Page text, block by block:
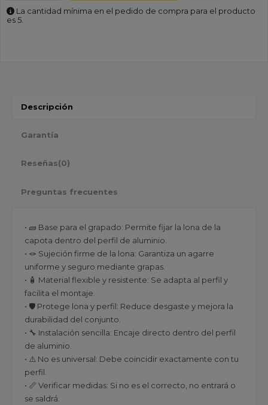
La cantidad mínima en el pedido de compra para el producto
es 5.
Descripción
Garantía
Reseñas(0)
Preguntas frecuentes
• 🧱 Base para el grapado: Permite fijar la lona de la
capota dentro del perfil de aluminio.
• 🪢 Sujeción firme de la lona: Garantiza un agarre
uniforme y seguro mediante grapas.
• 🧴 Material flexible y resistente: Se adapta al perfil y
facilita el montaje.
• 🛡️ Protege lona y perfil: Reduce desgaste y mejora la
durabilidad del conjunto.
• 🔧 Instalación sencilla: Encaje directo dentro del perfil
de aluminio.
• ⚠️ No es universal: Debe coincidir exactamente con tu
perfil.
• 📏 Verificar medidas: Si no es el correcto, no entrará o
se saldrá.